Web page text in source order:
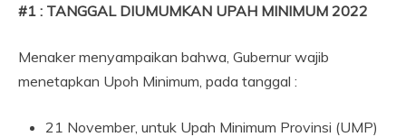
#1 : TANGGAL DIUMUMKAN UPAH MINIMUM 2022
Menaker menyampaikan bahwa, Gubernur wajib
menetapkan Upoh Minimum, pada tanggal :
21 November, untuk Upah Minimum Provinsi (UMP)